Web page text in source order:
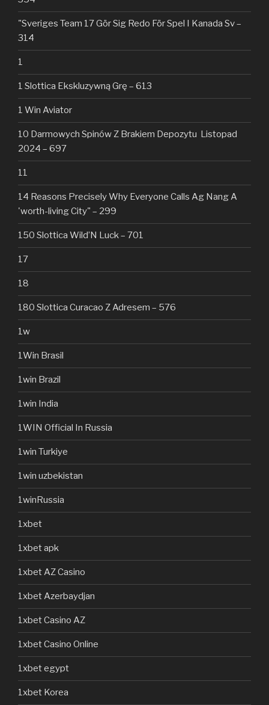
"Sveriges Team 17 Gör Sig Redo För Spel I Kanada Sv –
314
1
1 Slottica Ekskluzywną Grę – 613
1 Win Aviator
10 Darmowych Spinów Z Brakiem Depozytu ️ Listopad
2024 – 697
11
14 Reasons Precisely Why Everyone Calls Ag Nang A
'worth-living City" – 299
150 Slottica Wild’N Luck – 701
17
18
180 Slottica Curacao Z Adresem – 576
1w
1Win Brasil
1win Brazil
1win India
1WIN Official In Russia
1win Turkiye
1win uzbekistan
1winRussia
1xbet
1xbet apk
1xbet AZ Casino
1xbet Azerbaydjan
1xbet Casino AZ
1xbet Casino Online
1xbet egypt
1xbet Korea